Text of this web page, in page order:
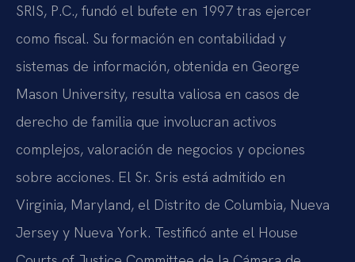
SRIS, P.C., fundó el bufete en 1997 tras ejercer
como fiscal. Su formación en contabilidad y
sistemas de información, obtenida en George
Mason University, resulta valiosa en casos de
derecho de familia que involucran activos
complejos, valoración de negocios y opciones
sobre acciones. El Sr. Sris está admitido en
Virginia, Maryland, el Distrito de Columbia, Nueva
Jersey y Nueva York. Testificó ante el House